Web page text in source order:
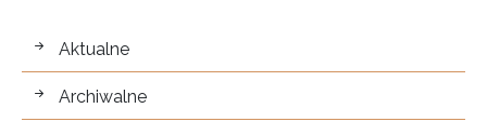
wystawy
Aktualne
Archiwalne